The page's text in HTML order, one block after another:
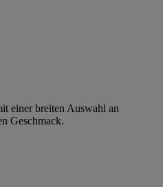
einer breiten Auswahl an
Geschmack.